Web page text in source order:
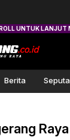
Berita